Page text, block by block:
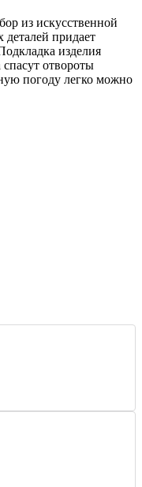
из искусственной
придает
изделия
отвороты
погоду легко можно